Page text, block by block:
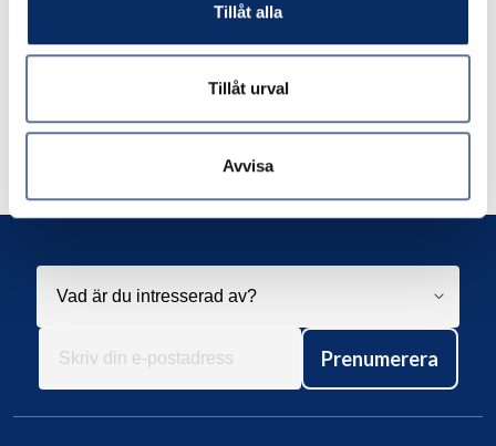
Tillåt alla
Tillåt urval
Avvisa
Liknande produkter
Andra har även tittat på
Prenumerera